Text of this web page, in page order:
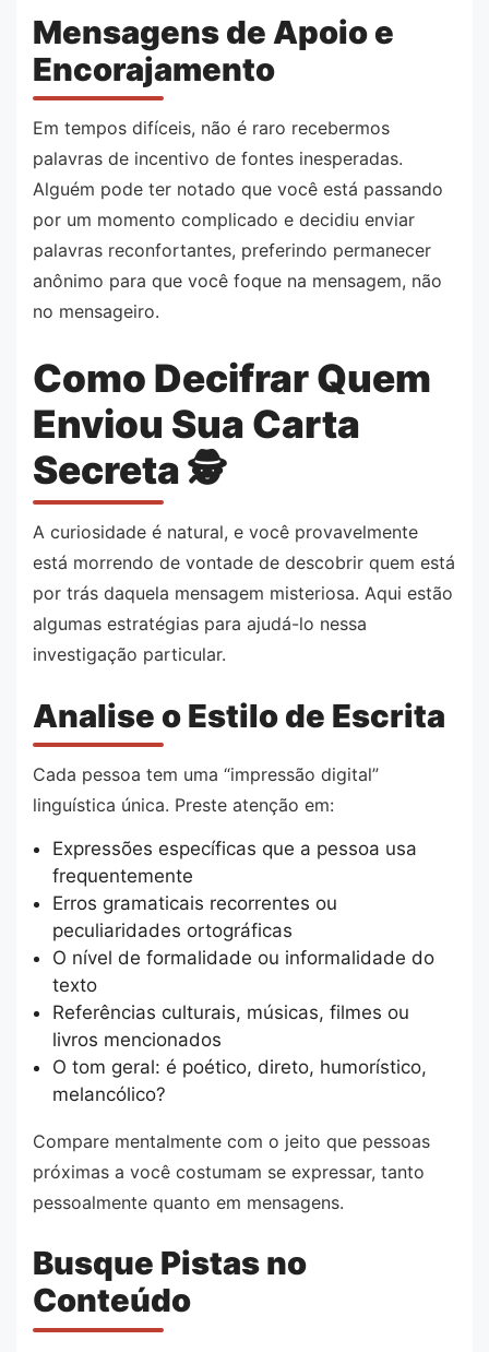
Mensagens de Apoio e
Encorajamento
Em tempos difíceis, não é raro recebermos
palavras de incentivo de fontes inesperadas.
Alguém pode ter notado que você está passando
por um momento complicado e decidiu enviar
palavras reconfortantes, preferindo permanecer
anônimo para que você foque na mensagem, não
no mensageiro.
Como Decifrar Quem
Enviou Sua Carta
Secreta 🕵️
A curiosidade é natural, e você provavelmente
está morrendo de vontade de descobrir quem está
por trás daquela mensagem misteriosa. Aqui estão
algumas estratégias para ajudá-lo nessa
investigação particular.
Analise o Estilo de Escrita
Cada pessoa tem uma “impressão digital”
linguística única. Preste atenção em:
Expressões específicas que a pessoa usa
frequentemente
Erros gramaticais recorrentes ou
peculiaridades ortográficas
O nível de formalidade ou informalidade do
texto
Referências culturais, músicas, filmes ou
livros mencionados
O tom geral: é poético, direto, humorístico,
melancólico?
Compare mentalmente com o jeito que pessoas
próximas a você costumam se expressar, tanto
pessoalmente quanto em mensagens.
Busque Pistas no
Conteúdo